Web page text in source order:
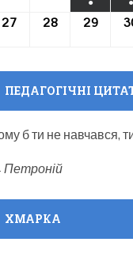
(1
27 27.01.2025
2828.01.2025
29
ПЕДАГОГІЧНІ
б ти не навчався,
Петроній
ХМАРКА